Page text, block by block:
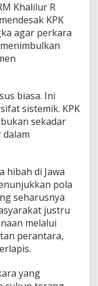
Khalilur R
KPK
agar perkara
biasa. Ini
sistemik. KPK
sekadar
hibah di Jawa
pola
seharusnya
justru
melalui
perantara,
yang